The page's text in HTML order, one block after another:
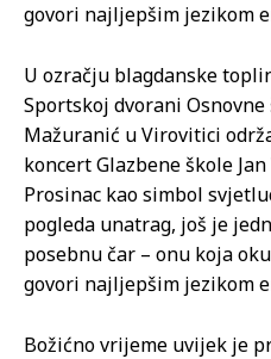
govori najljepšim jezikom
U ozračju blagdanske
Sportskoj dvorani
Mažuranić u Virovitici
koncert Glazbene škole
Prosinac kao simbol
pogleda unatrag, još je
posebnu čar – onu koja
govori najljepšim jezikom
Božićno vrijeme uvijek je